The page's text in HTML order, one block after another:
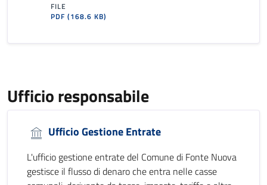
FILE
PDF(168.6 KB)
Ufficio responsabile
Ufficio Gestione Entrate
L'ufficio gestione entrate del Comune di Fonte Nuova
gestisce il flusso di denaro che entra nelle casse